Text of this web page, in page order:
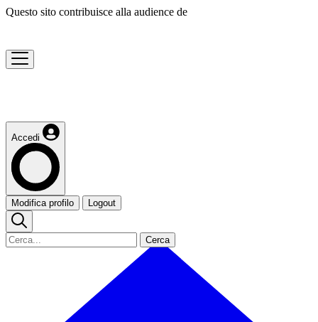
Questo sito contribuisce alla audience de
Accedi
Modifica profilo Logout
Cerca